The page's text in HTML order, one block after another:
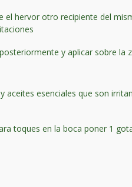
hervor otro recipiente del
y aplicar sobre
esenciales que son
toques en la boca poner 1